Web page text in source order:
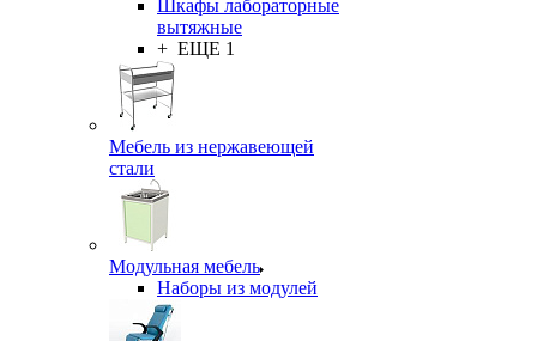
Шкафы лабораторные
вытяжные
+ ЕЩЕ 1
Мебель из нержавеющей
стали
Модульная мебель
Наборы из модулей